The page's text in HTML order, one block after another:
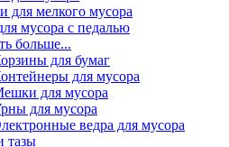
для мелкого мусора
мусора с педалью
больше...
для бумаг
для мусора
для мусора
для мусора
ведра для мусора
тазы